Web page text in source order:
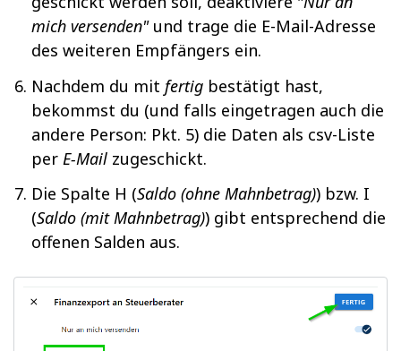
mich versenden"und trage die E-Mail-Adresse
des weiteren Empfängers ein.
Nachdem du mit fertig bestätigt hast,
bekommst du (und falls eingetragen auch die
andere Person: Pkt. 5) die Daten als csv-Liste
per E-Mail zugeschickt.
Die Spalte H (Saldo (ohne Mahnbetrag)) bzw. I
(Saldo (mit Mahnbetrag)) gibt entsprechend die
offenen Salden aus.